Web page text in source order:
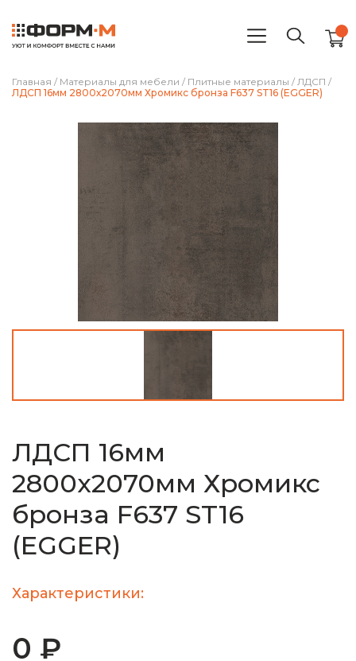
Главная / Материалы для мебели / Плитные материалы / ЛДСП /
ЛДСП 16мм 2800х2070мм Хромикс бронза F637 ST16 (EGGER)
ЛДСП 16мм
2800х2070мм Хромикс
бронза F637 ST16
(EGGER)
Характеристики:
0 ₽